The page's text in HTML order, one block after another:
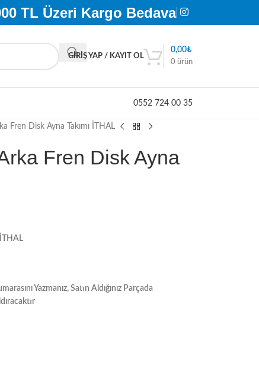
TL Üzeri Kargo Bedava
GIRIŞ YAP / KAYIT OL
0 ürün
0,00₺
0552 724 00 35
Fren Disk Ayna Takımı İTHAL
Fren Disk Ayna
Yazmanız, Satın Aldığınız Parçada